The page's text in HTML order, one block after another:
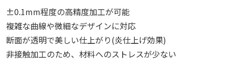
±0.1mm程度の高精度加工が可能
複雑な曲線や微細なデザインに対応
断面が透明で美しい仕上がり(炎仕上げ効果)
非接触加工のため、材料へのストレスが少ない